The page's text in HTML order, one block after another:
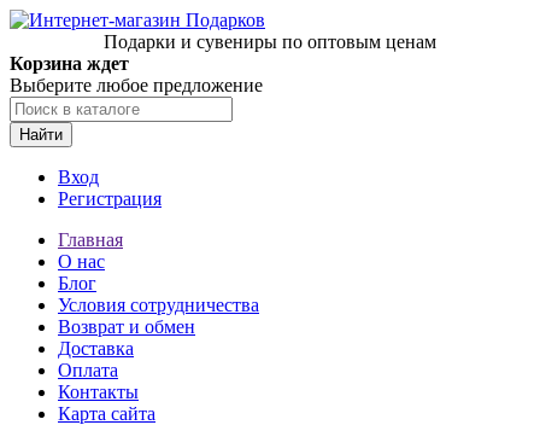
Подарки и сувениры по оптовым ценам
Корзина ждет
Выберите любое предложение
Найти
Вход
Регистрация
Главная
О нас
Блог
Условия сотрудничества
Возврат и обмен
Доставка
Оплата
Контакты
Карта сайта